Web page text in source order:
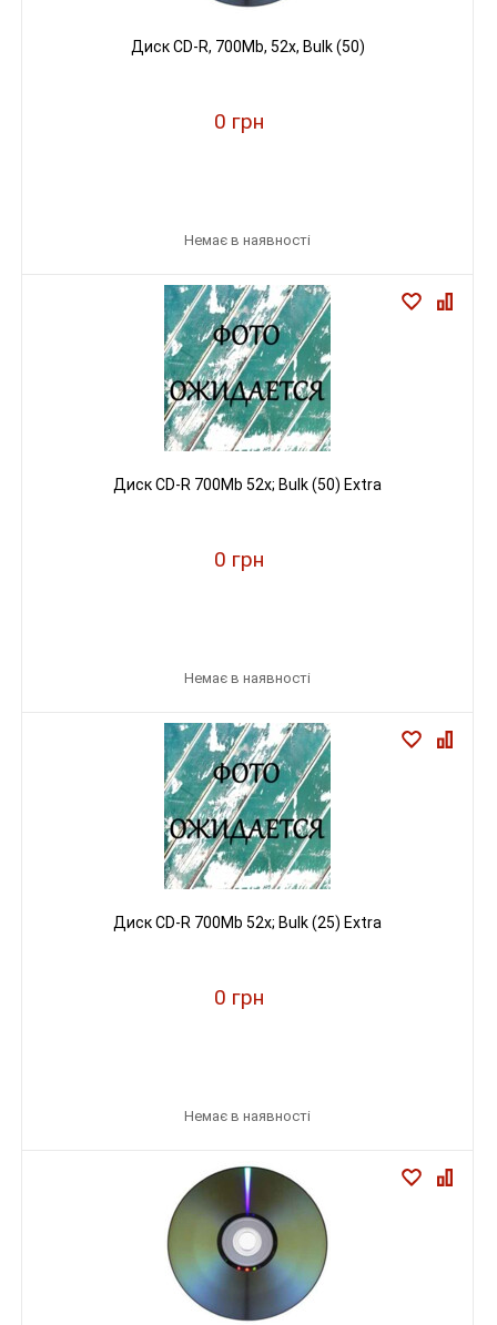
Диск CD-R, 700Mb, 52х, Bulk (50)
0 грн
Немає в наявності
Диск CD-R 700Mb 52x; Bulk (50) Extra
0 грн
Немає в наявності
Диск CD-R 700Mb 52x; Bulk (25) Extra
0 грн
Немає в наявності